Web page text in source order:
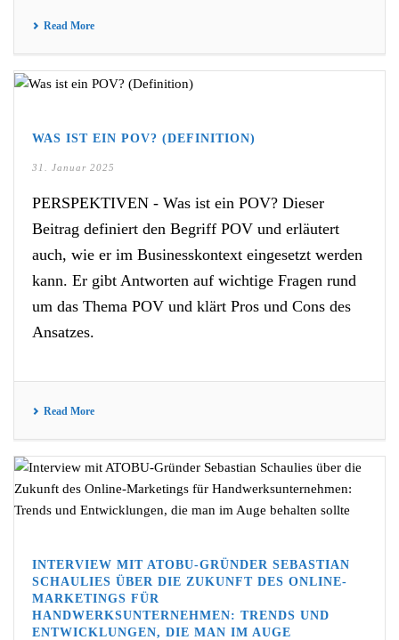
Read More
WAS IST EIN POV? (DEFINITION)
31. Januar 2025
PERSPEKTIVEN - Was ist ein POV? Dieser
Beitrag definiert den Begriff POV und erläutert
auch, wie er im Businesskontext eingesetzt werden
kann. Er gibt Antworten auf wichtige Fragen rund
um das Thema POV und klärt Pros und Cons des
Ansatzes.
Read More
INTERVIEW MIT ATOBU-GRÜNDER SEBASTIAN
SCHAULIES ÜBER DIE ZUKUNFT DES ONLINE-
MARKETINGS FÜR
HANDWERKSUNTERNEHMEN: TRENDS UND
ENTWICKLUNGEN, DIE MAN IM AUGE